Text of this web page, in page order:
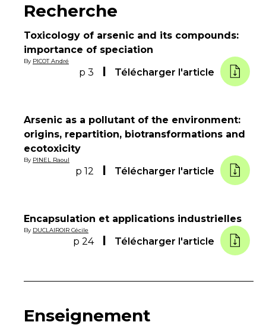
Recherche
Toxicology of arsenic and its compounds:
importance of speciation
By PICOT André
p 3 Télécharger l'article
Arsenic as a pollutant of the environment:
origins, repartition, biotransformations and
ecotoxicity
By PINEL Raoul
p 12 Télécharger l'article
Encapsulation et applications industrielles
By DUCLAIROIR Cécile
p 24 Télécharger l'article
Enseignement